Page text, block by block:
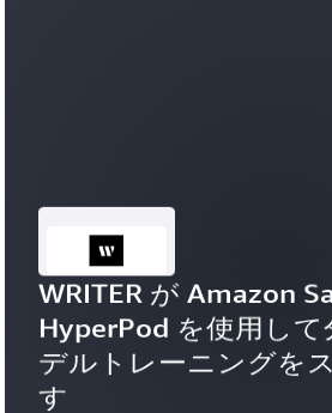
WRITER が Amazon
HyperPod を使用して
デルトレーニングを
す